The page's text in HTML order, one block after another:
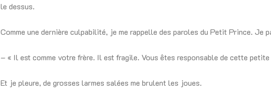
le dessus.
Comme une dernière culpabilité, je me rappelle des paroles du Petit Prince. Je
– « Il est comme votre frère. Il est fragile. Vous êtes responsable de cette
Et je pleure, de grosses larmes salées me brulent les joues.